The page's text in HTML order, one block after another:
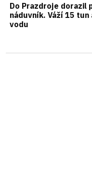
Do Prazdroje dorazil
náduvník. Váží 15
vodu